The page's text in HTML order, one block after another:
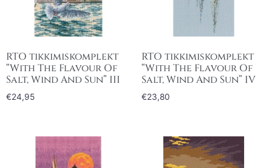
RTO tikkimiskomplekt
“With The Flavour Of
Salt, Wind And Sun” III
€24,95
RTO tikkimiskomplekt
“With The Flavour Of
Salt, Wind And Sun” IV
€23,80